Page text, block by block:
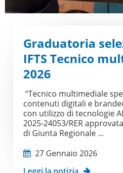
Graduatoria
IFTS Tecnico
2026
“Tecnico multimediale
contenuti digitali e
con utilizzo di tecnologie
2025-24053/RER
di Giunta Regionale ...
27 Gennaio 2026